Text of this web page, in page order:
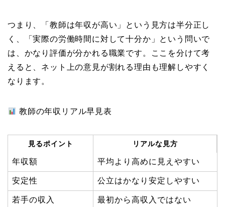
つまり、「教師は年収が高い」という見方は半分正し
く、「実際の労働時間に対して十分か」という問いで
は、かなり評価が分かれる職業です。ここを分けて考
えると、ネット上の意見が割れる理由も理解しやすく
なります。
教師の年収リアル早見表
見るポイント リアルな見方
年収額 平均より高めに見えやすい
安定性 公立はかなり安定しやすい
若手の収入 最初から高収入ではない